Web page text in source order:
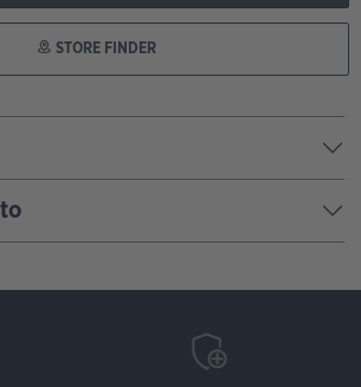
STORE FINDER